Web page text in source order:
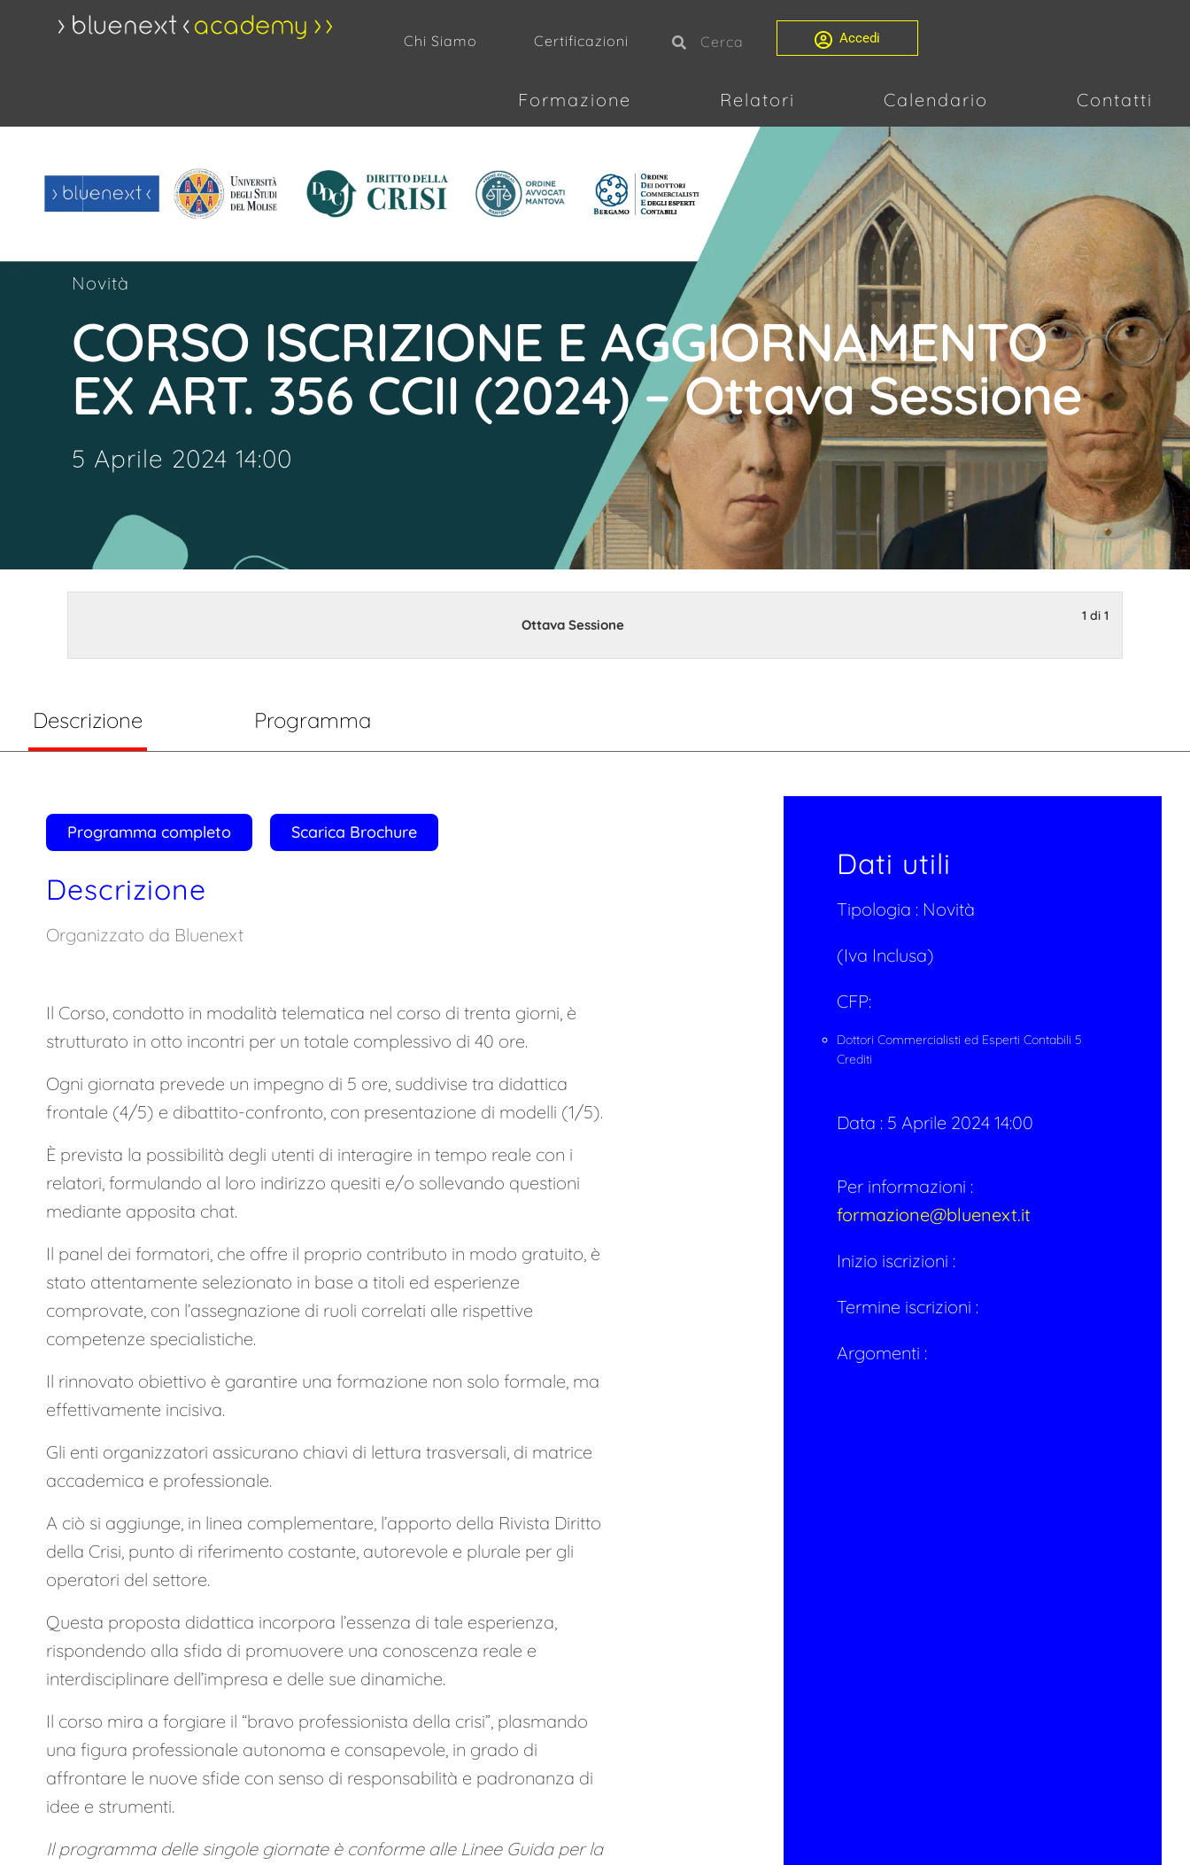
Chi Siamo Certificazioni Accedi
Formazione Relatori Calendario Contatti
Novità
CORSO ISCRIZIONE E AGGIORNAMENTO
EX ART. 356 CCII (2024) – Ottava Sessione
5 Aprile 2024 14:00
1 di 1
Ottava Sessione
Descrizione Programma
Programma completo Scarica Brochure
Descrizione
Organizzato da Bluenext
Il Corso, condotto in modalità telematica nel corso di trenta giorni, è
strutturato in otto incontri per un totale complessivo di 40 ore.
Ogni giornata prevede un impegno di 5 ore, suddivise tra didattica
frontale (4/5) e dibattito-confronto, con presentazione di modelli (1/5).
È prevista la possibilità degli utenti di interagire in tempo reale con i
relatori, formulando al loro indirizzo quesiti e/o sollevando questioni
mediante apposita chat.
Il panel dei formatori, che offre il proprio contributo in modo gratuito, è
stato attentamente selezionato in base a titoli ed esperienze
comprovate, con l’assegnazione di ruoli correlati alle rispettive
competenze specialistiche.
Il rinnovato obiettivo è garantire una formazione non solo formale, ma
effettivamente incisiva.
Gli enti organizzatori assicurano chiavi di lettura trasversali, di matrice
accademica e professionale.
A ciò si aggiunge, in linea complementare, l’apporto della Rivista Diritto
della Crisi, punto di riferimento costante, autorevole e plurale per gli
operatori del settore.
Questa proposta didattica incorpora l’essenza di tale esperienza,
rispondendo alla sfida di promuovere una conoscenza reale e
interdisciplinare dell’impresa e delle sue dinamiche.
Il corso mira a forgiare il “bravo professionista della crisi”, plasmando
una figura professionale autonoma e consapevole, in grado di
affrontare le nuove sfide con senso di responsabilità e padronanza di
idee e strumenti.
Il programma delle singole giornate è conforme alle Linee Guida per la
Dati utili
Tipologia : Novità
(Iva Inclusa)
CFP:
Dottori Commercialisti ed Esperti Contabili 5
Crediti
Data : 5 Aprile 2024 14:00
Per informazioni :
formazione@bluenext.it
Inizio iscrizioni :
Termine iscrizioni :
Argomenti :